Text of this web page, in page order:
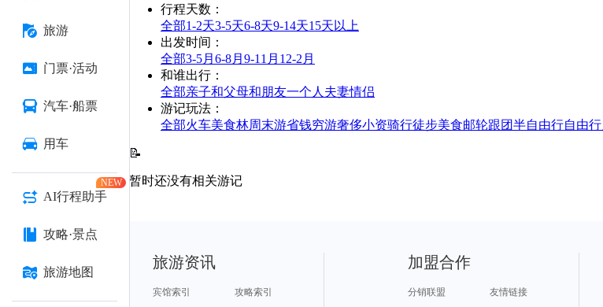
旅游
门票·活动
汽车·船票
用车
AI行程助手
NEW
攻略·景点
旅游地图
行程天数 ：
全部1-2天3-5天6-8天9-14天15天以上
出发时间 ：
全部3-5月 6-8月 9-11月 12-2月
和谁出行 ：
全部亲子和父母和朋友一个人 夫妻情侣
游记玩法 ：
全部火车美食林周末游省钱穷游奢侈小资骑行徒步美食邮轮跟团半自由行自由行
📝
暂时还没有相关游记
旅游资讯
宾馆索引
攻略索引
加盟合作
分销联盟
友情链接